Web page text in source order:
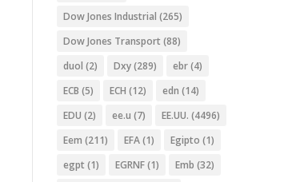
Dow Jones Industrial (265)
Dow Jones Transport (88)
duol (2) Dxy(289) ebr(4)
ECB (5) ECH (12) edn (14)
EDU (2) ee.u (7) EE.UU. (4496)
Eem (211) EFA(1) Egipto (1)
egpt (1) EGRNF(1) Emb (32)